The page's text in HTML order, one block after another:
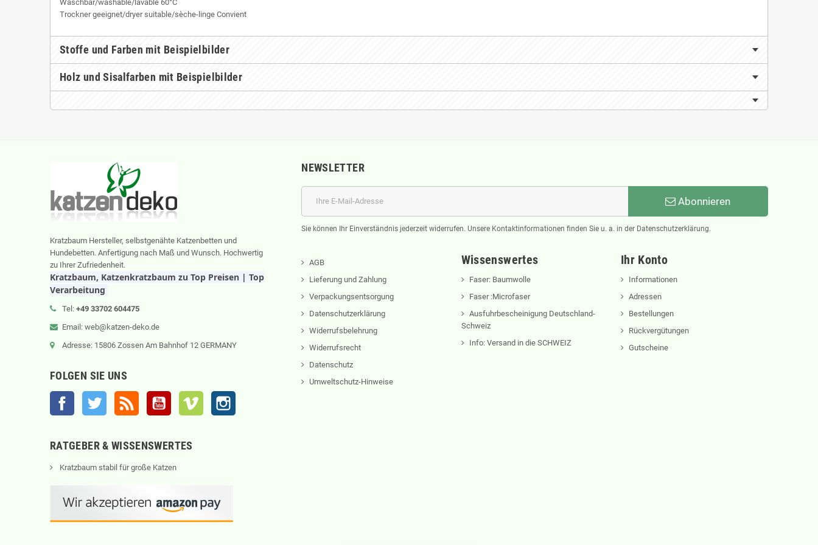
Waschbar/washable/lavable 60°C
Trockner geeignet/dryer suitable/sèche-linge Convient
Stoffe und Farben mit Beispielbilder
Holz und Sisalfarben mit Beispielbilder
Kratzbaum Hersteller, selbstgenähte Katzenbetten und
Hundebetten. Anfertigung nach Maß und Wunsch. Hochwertig
zu Ihrer Zufriedenheit.
Kratzbaum, Katzenkratzbaum zu Top Preisen | Top
Verarbeitung
Tel: +49 33702 604475
Email: web@katzen-deko.de
Adresse: 15806 Zossen Am Bahnhof 12 GERMANY
FOLGEN SIE UNS
Facebook Twitter RSS YouTube Vimeo
NEWSLETTER
Abonnieren
Sie können Ihr Einverständnis jederzeit widerrufen. Unsere Kontaktinformationen finden Sie u. a. in der Datenschutzerklärung.
AGB
Lieferung und Zahlung
Verpackungsentsorgung
Datenschutzerklärung
Widerrufsbelehrung
Widerrufsrecht
Datenschutz
Umweltschutz-Hinweise
Wissenswertes
Faser: Baumwolle
Faser :Microfaser
Ausfuhrbescheinigung Deutschland-
Schweiz
Info: Versand in die SCHWEIZ
Ihr Konto
Informationen
Adressen
Bestellungen
Rückvergütungen
Gutscheine
RATGEBER & WISSENSWERTES
Kratzbaum stabil für große Katzen